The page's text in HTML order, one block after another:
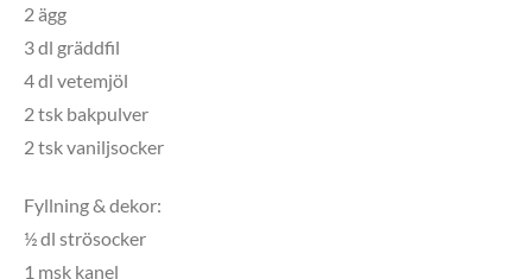
2 ägg
3 dl gräddfil
4 dl vetemjöl
2 tsk bakpulver
2 tsk vaniljsocker
Fyllning & dekor:
½ dl strösocker
1 msk kanel